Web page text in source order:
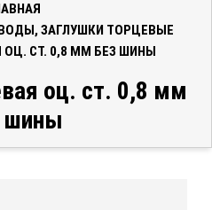
,ЗАГЛУШКИ ТОРЦЕВЫЕ
СТ. 0,8 ММ БЕЗ ШИНЫ
оц. ст. 0,8 мм
шины